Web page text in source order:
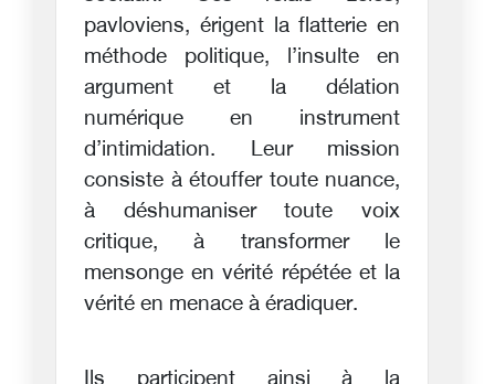
pavloviens, érigent la flatterie en
méthode politique, l’insulte en
argument et la délation
numérique en instrument
d’intimidation. Leur mission
consiste à étouffer toute nuance,
à déshumaniser toute voix
critique, à transformer le
mensonge en vérité répétée et la
vérité en menace à éradiquer.